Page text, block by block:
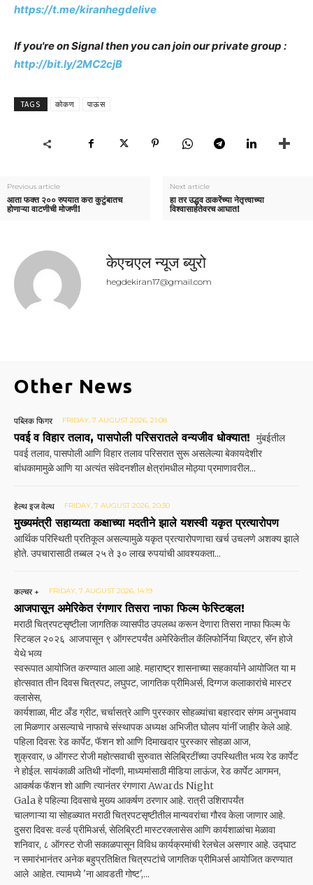
https://t.me/kiranhegdelive
If you're on Signal then you can join our private group :
http://bit.ly/2MC2cjB
TAGS कोकण पाऊस
Previous article
आता फक्त २०० रुपयात करा कुटुंबातच
होणाऱ्या वाटणीची मोजणी!
Next article
हा तर उद्धव ठाकरेंच्या नेतृत्त्वाच्या
विश्वासार्हतेवरच आघात!
केएचएल न्यूज ब्युरो
hegdekiran17@gmail.com
Other News
पब्लिक फिगर FRIDAY, 7 AUGUST 2026, 21:08
पवई व विहार तलाव, पासपोली परिसरातले वन्यजीव धोक्यात! मुंबईतील
पवई तलाव, पासपोली आणि विहार तलाव परिसरात सुरू असलेल्या बेकायदेशीर
बांधकामामुळे आणि या अत्यंत संवेदनशील क्षेत्रांमधील मोठ्या प्रमाणावरील...
हेल्थ इज वेल्थ FRIDAY, 7 AUGUST 2026, 20:30
मुख्यमंत्री सहाय्यता कक्षाच्या मदतीने झाले यशस्वी यकृत प्रत्यारोपण
आर्थिक परिस्थिती प्रतिकूल असल्यामुळे यकृत प्रत्यारोपणाचा खर्च उचलणे अशक्य झाले
होते. उपचारासाठी तब्बल २५ ते ३० लाख रुपयांची आवश्यकता...
कल्चर + FRIDAY, 7 AUGUST 2026, 14:19
आजपासून अमेरिकेत रंगणार तिसरा नाफा फिल्म फेस्टिव्हल!
मराठी चित्रपटसृष्टीला जागतिक व्यासपीठ उपलब्ध करून देणारा तिसरा नाफा फिल्म फे
स्टिव्हल २०२६ आजपासून ९ ऑगस्टपर्यंत अमेरिकेतील कॅलिफोर्निया थिएटर, सॅन होजे
येथे भव्य
स्वरूपात आयोजित करण्यात आला आहे. महाराष्ट्र शासनाच्या सहकार्याने आयोजित या म
होत्सवात तीन दिवस चित्रपट, लघुपट, जागतिक प्रीमिअर्स, दिग्गज कलाकारांचे मास्टर
क्लासेस,
कार्यशाळा, मीट अँड ग्रीट, चर्चासत्रे आणि पुरस्कार सोहळ्यांचा बहारदार संगम अनुभवाय
ला मिळणार असल्याचे नाफाचे संस्थापक अध्यक्ष अभिजीत घोलप यांनीं जाहीर केले आहे.
पहिला दिवस: रेड कार्पेट, फॅशन शो आणि दिमाखदार पुरस्कार सोहळा आज,
शुक्रवार, ७ ऑगस्ट रोजी महोत्सवाची सुरुवात सेलिब्रिटींच्या उपस्थितीत भव्य रेड कार्पेट
ने होईल. सायंकाळी अतिथी नोंदणी, माध्यमांसाठी मीडिया लाऊंज, रेड कार्पेट आगमन,
आकर्षक फॅशन शो आणि त्यानंतर रंगणारा Awards Night
Gala हे पहिल्या दिवसाचे मुख्य आकर्षण ठरणार आहे. रात्री उशिरापर्यंत
चालणाऱ्या या सोहळ्यात मराठी चित्रपटसृष्टीतील मान्यवरांचा गौरव केला जाणार आहे.
दुसरा दिवस: वर्ल्ड प्रीमिअर्स, सेलिब्रिटी मास्टरक्लासेस आणि कार्यशाळांचा मेळावा
शनिवार, ८ ऑगस्ट रोजी सकाळपासून विविध कार्यक्रमांची रेलचेल असणार आहे. उद्घाट
न समारंभानंतर अनेक बहुप्रतिक्षित चित्रपटांचे जागतिक प्रीमिअर्स आयोजित करण्यात
आले आहेत. त्यामध्ये 'ना आवडती गोष्ट',...